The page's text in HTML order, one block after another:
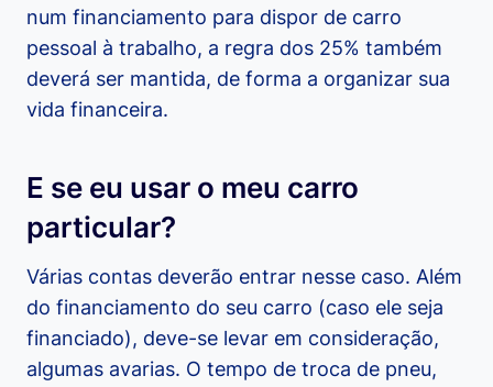
num financiamento para dispor de carro
pessoal à trabalho, a regra dos 25% também
deverá ser mantida, de forma a organizar sua
vida financeira.
E se eu usar o meu carro
particular?
Várias contas deverão entrar nesse caso. Além
do financiamento do seu carro (caso ele seja
financiado), deve-se levar em consideração,
algumas avarias. O tempo de troca de pneu,